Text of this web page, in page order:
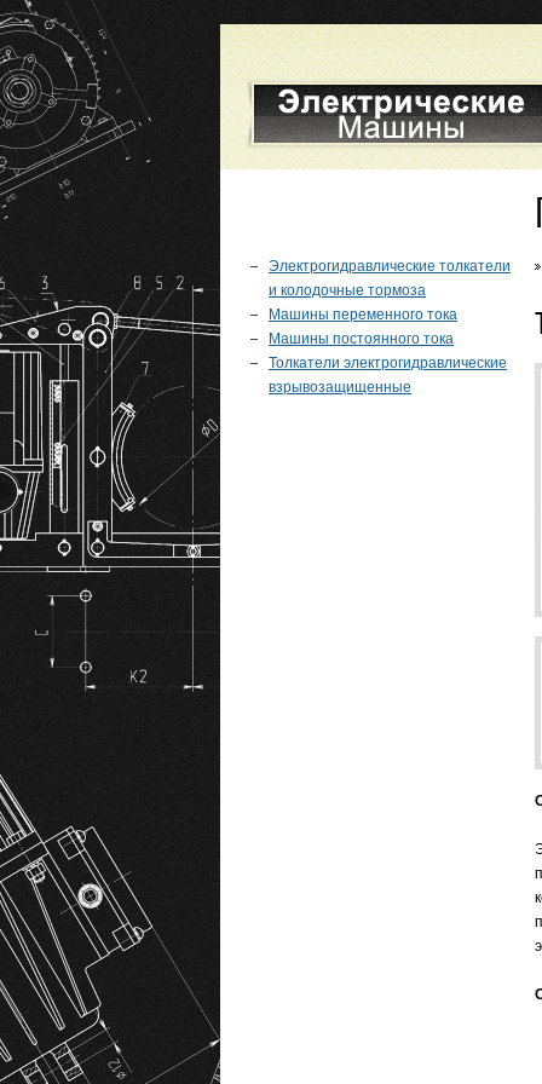
Электрогидравлические толкатели
и колодочные тормоза
Машины переменного тока
Машины постоянного тока
Толкатели электрогидравлические
взрывозащищенные